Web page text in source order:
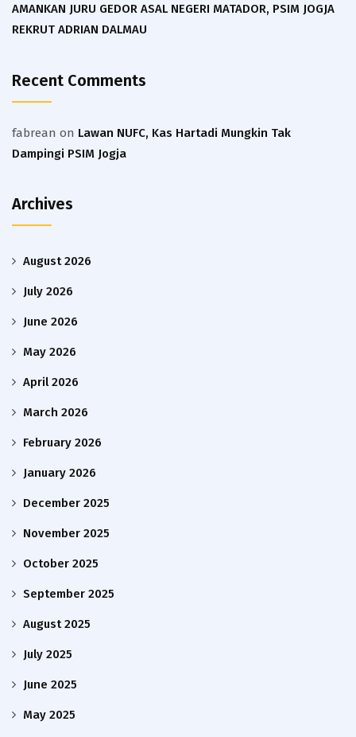
AMANKAN JURU GEDOR ASAL NEGERI MATADOR, PSIM JOGJA
REKRUT ADRIAN DALMAU
Recent Comments
fabrean on Lawan NUFC, Kas Hartadi Mungkin Tak
Dampingi PSIM Jogja
Archives
August 2026
July 2026
June 2026
May 2026
April 2026
March 2026
February 2026
January 2026
December 2025
November 2025
October 2025
September 2025
August 2025
July 2025
June 2025
May 2025